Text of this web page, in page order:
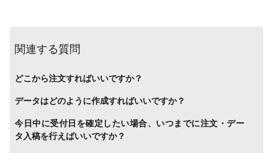
関連する質問
どこから注文すればいいですか？
データはどのように作成すればいいですか？
今日中に受付日を確定したい場合、いつまでに注文・デー
タ入稿を行えばいいですか？